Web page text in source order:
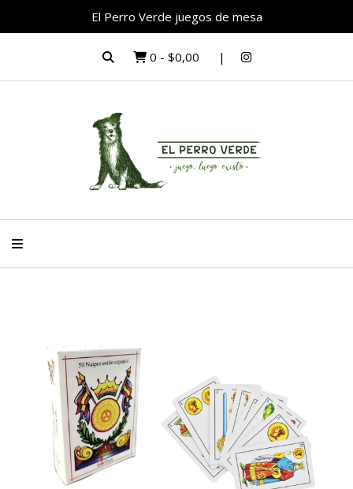
El Perro Verde juegos de mesa
0 - $0,00